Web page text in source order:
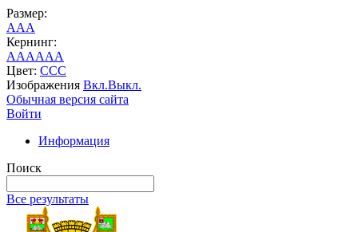
Размер:
AAA
Кернинг:
AAAAAA
Цвет: CCC
Изображения Вкл.Выкл.
Обычная версия сайта
Войти
Информация
Поиск
Все результаты